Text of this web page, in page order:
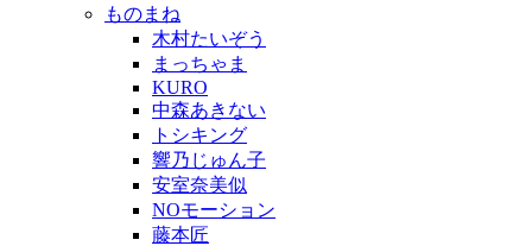
ものまね
木村たいぞう
まっちゃま
KURO
中森あきない
トシキング
響乃じゅん子
安室奈美似
NOモーション
藤本匠